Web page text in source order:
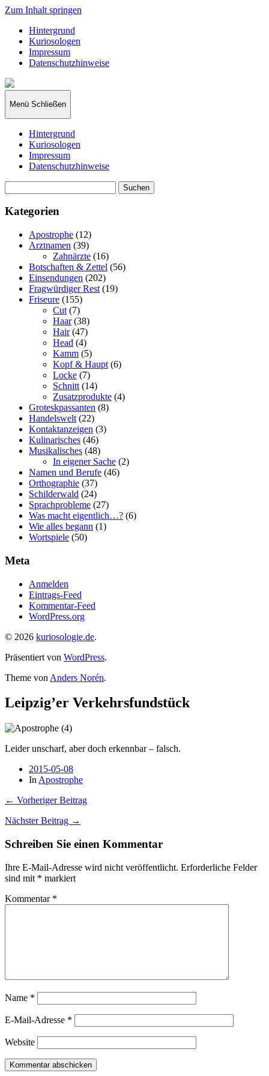
Zum Inhalt springen
Hintergrund
Kuriosologen
Impressum
Datenschutzhinweise
kuriosologie.de
Menü Schließen
Hintergrund
Kuriosologen
Impressum
Datenschutzhinweise
nach:
Kategorien
Apostrophe (12)
Arztnamen (39)
Zahnärzte (16)
Botschaften & Zettel (56)
Einsendungen (202)
Fragwürdiger Rest (19)
Friseure (155)
Cut (7)
Haar(38)
Hair(47)
Head (4)
Kamm (5)
Kopf & Haupt (6)
Locke (7)
Schnitt (14)
Zusatzprodukte (4)
Groteskpassanten (8)
Handelswelt (22)
Kontaktanzeigen (3)
Kulinarisches (46)
Musikalisches (48)
In eigener Sache (2)
Namen und Berufe (46)
Orthographie (37)
Schilderwald (24)
Sprachprobleme (27)
Was macht eigentlich…? (6)
Wie alles begann (1)
Wortspiele (50)
Meta
Anmelden
Eintrags-Feed
Kommentar-Feed
WordPress.org
© 2026 kuriosologie.de.
Präsentiert von WordPress.
Theme von Anders Norén.
Leipzig’er Verkehrsfundstück
Leider unscharf, aber doch erkennbar – falsch.
2015-05-08
In Apostrophe
← Vorheriger Beitrag
Nächster Beitrag →
Schreiben Sie einen Kommentar
Ihre E-Mail-Adresse wird nicht veröffentlicht. Erforderliche Felder
sind mit * markiert
Kommentar *
Name *
E-Mail-Adresse *
Website